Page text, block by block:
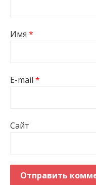
Имя *
E-mail *
Сайт